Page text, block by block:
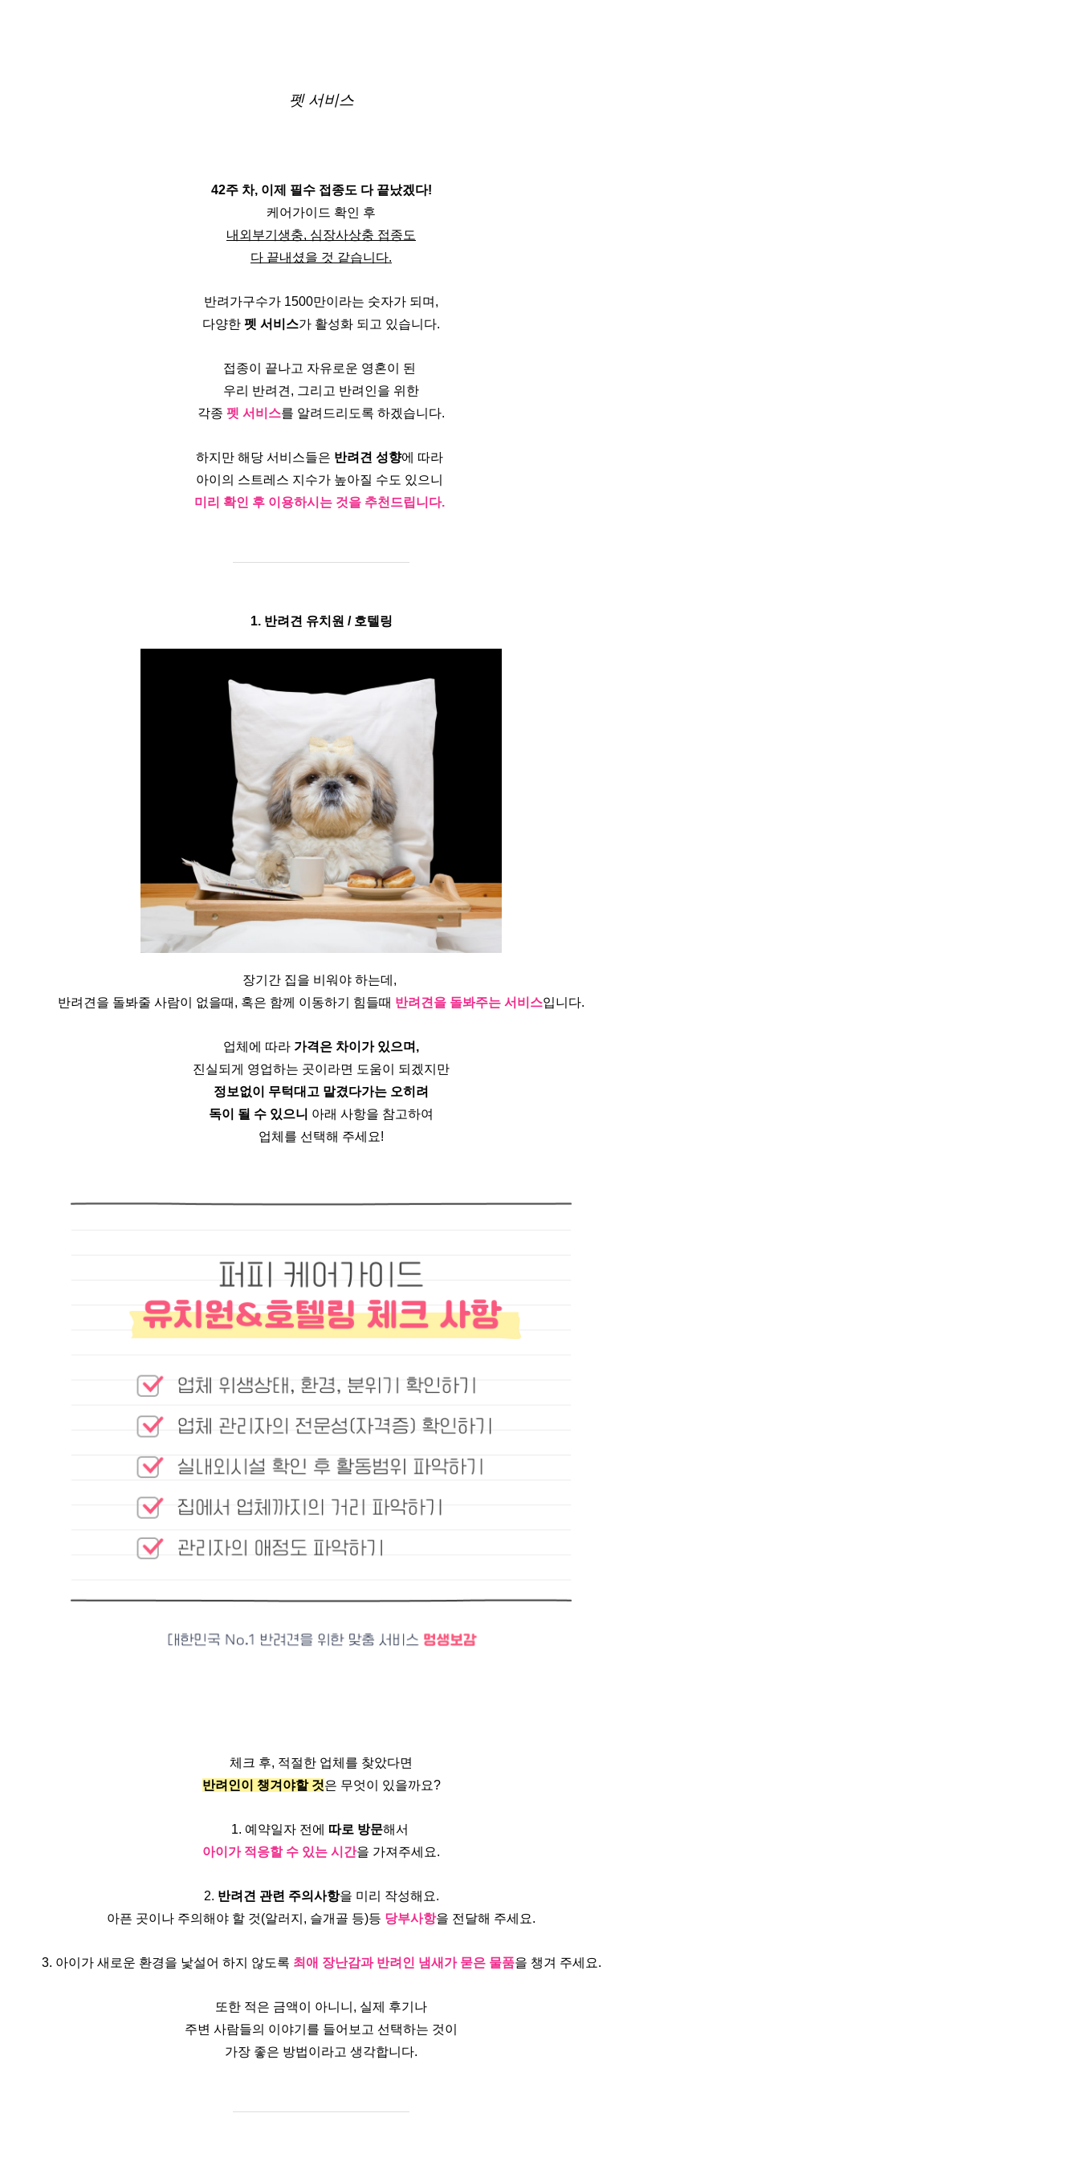
펫 서비스
42주 차, 이제 필수 접종도 다 끝났겠다!
케어가이드 확인 후
내외부기생충, 심장사상충 접종도
다 끝내셨을 것 같습니다.
반려가구수가 1500만이라는 숫자가 되며,
다양한 펫 서비스가 활성화 되고 있습니다.
접종이 끝나고 자유로운 영혼이 된
우리 반려견, 그리고 반려인을 위한
각종 펫 서비스를 알려드리도록 하겠습니다.
하지만 해당 서비스들은 반려견 성향에 따라
아이의 스트레스 지수가 높아질 수도 있으니
미리 확인 후 이용하시는 것을 추천드립니다.
1. 반려견 유치원 / 호텔링
장기간 집을 비워야 하는데,
반려견을 돌봐줄 사람이 없을때, 혹은 함께 이동하기 힘들때 반려견을 돌봐주는 서비스입니다.
업체에 따라 가격은 차이가 있으며,
진실되게 영업하는 곳이라면 도움이 되겠지만
정보없이 무턱대고 맡겼다가는 오히려
독이 될 수 있으니 아래 사항을 참고하여
업체를 선택해 주세요!
체크 후, 적절한 업체를 찾았다면
반려인이 챙겨야할 것은 무엇이 있을까요?
1. 예약일자 전에 따로 방문해서
아이가 적응할 수 있는 시간을 가져주세요.
2. 반려견 관련 주의사항을 미리 작성해요.
아픈 곳이나 주의해야 할 것(알러지, 슬개골 등)등 당부사항을 전달해 주세요.
3. 아이가 새로운 환경을 낯설어 하지 않도록 최애 장난감과 반려인 냄새가 묻은 물품을 챙겨 주세요.
또한 적은 금액이 아니니, 실제 후기나
주변 사람들의 이야기를 들어보고 선택하는 것이
가장 좋은 방법이라고 생각합니다.